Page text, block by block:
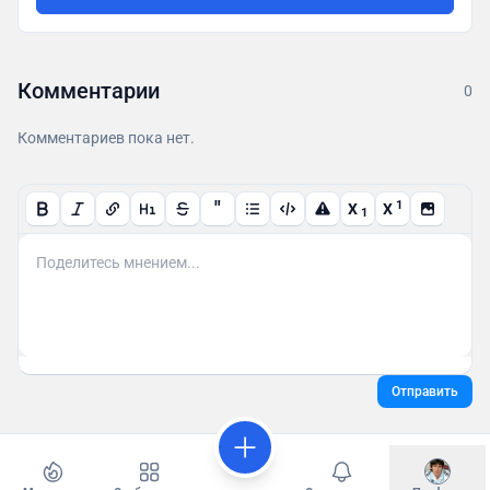
Комментарии 0
Комментариев пока нет.
" X 1 X 1
Отправить